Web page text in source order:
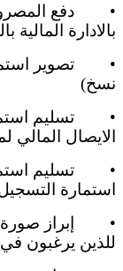
•
دفع
بالادارة المالية
•
تصوير
نسخ)
•
تسليم
الايصال المالي
•
تسليم
استمارة
•
إبراز
للذين يرغبون